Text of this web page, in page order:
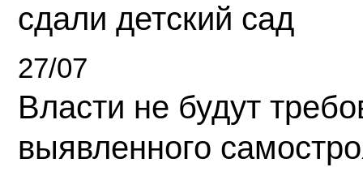
сдали детский сад
27/07
Власти не будут
выявленного